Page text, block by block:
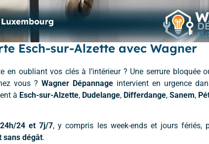
Esch-sur-Alzette avec Wagner
en oubliant vos clés à l’intérieur ? Une serrure bloquée
vous ? Wagner Dépannage intervient en urgence
à Esch-sur-Alzette, Dudelange, Differdange, Sanem,
24h/24 et 7j/7, y compris les week-ends et jours fériés,
sans dégât.